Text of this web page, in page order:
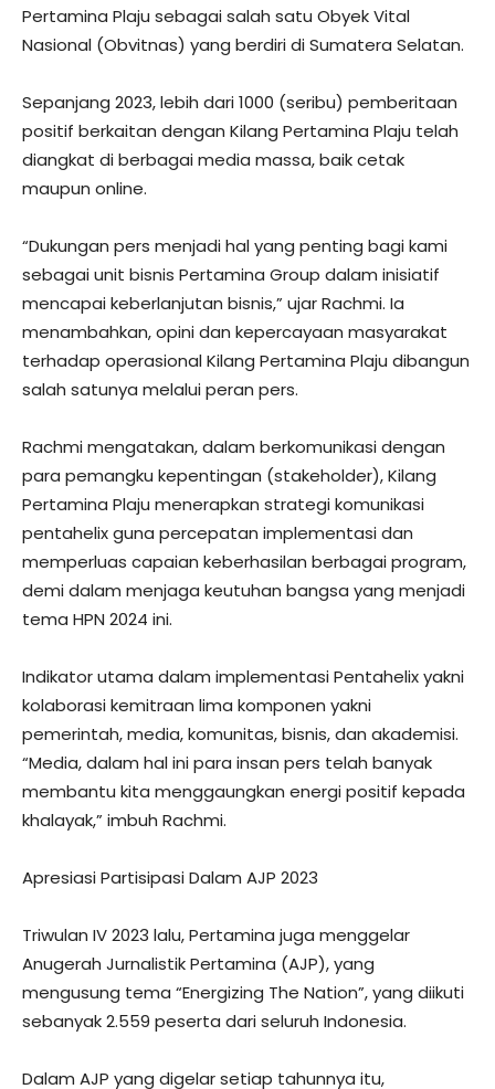
Pertamina Plaju sebagai salah satu Obyek Vital
Nasional (Obvitnas) yang berdiri di Sumatera Selatan.
Sepanjang 2023, lebih dari 1000 (seribu) pemberitaan
positif berkaitan dengan Kilang Pertamina Plaju telah
diangkat di berbagai media massa, baik cetak
maupun online.
“Dukungan pers menjadi hal yang penting bagi kami
sebagai unit bisnis Pertamina Group dalam inisiatif
mencapai keberlanjutan bisnis,” ujar Rachmi. Ia
menambahkan, opini dan kepercayaan masyarakat
terhadap operasional Kilang Pertamina Plaju dibangun
salah satunya melalui peran pers.
Rachmi mengatakan, dalam berkomunikasi dengan
para pemangku kepentingan (stakeholder), Kilang
Pertamina Plaju menerapkan strategi komunikasi
pentahelix guna percepatan implementasi dan
memperluas capaian keberhasilan berbagai program,
demi dalam menjaga keutuhan bangsa yang menjadi
tema HPN 2024 ini.
Indikator utama dalam implementasi Pentahelix yakni
kolaborasi kemitraan lima komponen yakni
pemerintah, media, komunitas, bisnis, dan akademisi.
“Media, dalam hal ini para insan pers telah banyak
membantu kita menggaungkan energi positif kepada
khalayak,” imbuh Rachmi.
Apresiasi Partisipasi Dalam AJP 2023
Triwulan IV 2023 lalu, Pertamina juga menggelar
Anugerah Jurnalistik Pertamina (AJP), yang
mengusung tema “Energizing The Nation”, yang diikuti
sebanyak 2.559 peserta dari seluruh Indonesia.
Dalam AJP yang digelar setiap tahunnya itu,